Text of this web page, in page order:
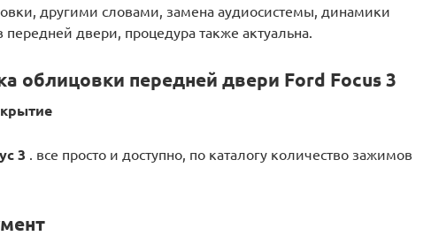
другими словами, замена аудиосистемы, динамики
передней двери, процедура также актуальна.
облицовки передней двери Ford Focus 3
3 . все просто и доступно, по каталогу количество зажимов